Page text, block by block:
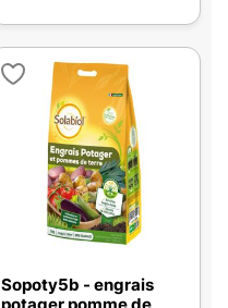
Sopoty5b - engrais